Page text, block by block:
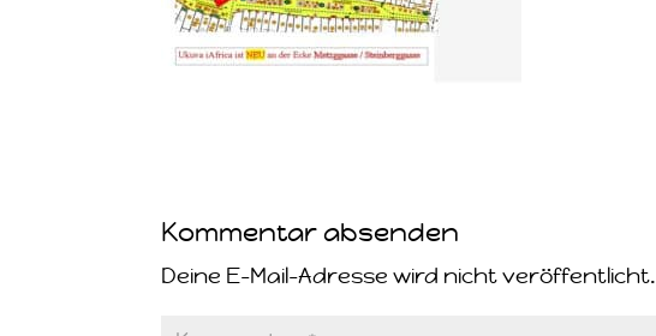
Kommentar absenden
Deine E-Mail-Adresse wird nicht veröffentlicht.